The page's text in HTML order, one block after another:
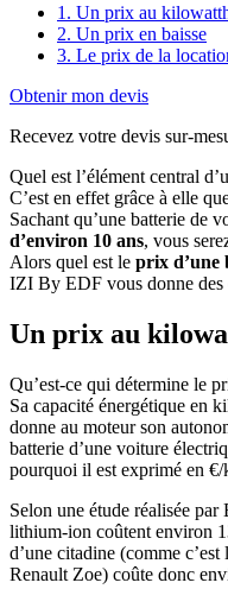
1. Un prix au
2. Un prix en baisse
3. Le prix de la
Obtenir mon devis
Recevez votre devis sur-
Quel est l’élément central
C’est en effet grâce à elle
Sachant qu’une batterie de
d’environ 10 ans, vous
Alors quel est le prix d’une
IZI By EDF vous donne des
Un prix au
Qu’est-ce qui détermine le
Sa capacité énergétique en
donne au moteur son
batterie d’une voiture
pourquoi il est exprimé en
Selon une étude réalisée
lithium-ion coûtent environ
d’une citadine (comme
Renault Zoe) coûte donc